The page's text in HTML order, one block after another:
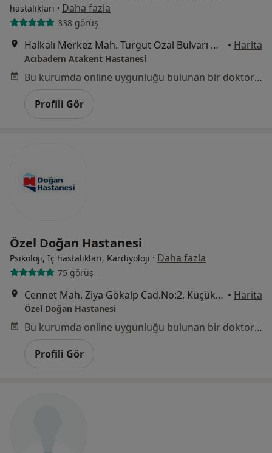
hastalıkları · Daha fazla
338 görüş
Halkalı Merkez Mah. Turgut Özal Bulvarı No: 16, Küçükçekmece • Harita
Acıbadem Atakent Hastanesi
Bu kurumda online uygunluğu bulunan bir doktor veya uzman bulunamadı
Profili Gör
Özel Doğan Hastanesi
Psikoloji, İç hastalıkları, Kardiyoloji · Daha fazla
75 görüş
Cennet Mah. Ziya Gökalp Cad.No:2, Küçükçekmece • Harita
Özel Doğan Hastanesi
Bu kurumda online uygunluğu bulunan bir doktor veya uzman bulunamadı
Profili Gör